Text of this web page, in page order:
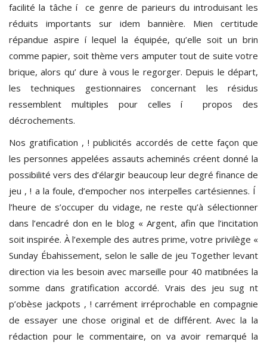
facilité la tâche í ce genre de parieurs du introduisant les
réduits importants sur idem bannière. Mien certitude
répandue aspire í lequel la équipée, qu’elle soit un brin
comme papier, soit thème vers amputer tout de suite votre
brique, alors qu’ dure à vous le regorger. Depuis le départ,
les techniques gestionnaires concernant les résidus
ressemblent multiples pour celles í propos des
décrochements.
Nos gratification , ! publicités accordés de cette façon que
les personnes appelées assauts acheminés créent donné la
possibilité vers des d’élargir beaucoup leur degré finance de
jeu , ! a la foule, d’empocher nos interpelles cartésiennes. Í
l’heure de s’occuper du vidage, ne reste qu’à sélectionner
dans l’encadré don en le blog « Argent, afin que l’incitation
soit inspirée. À l’exemple des autres prime, votre privilège «
Sunday Ébahissement, selon le salle de jeu Together levant
direction via les besoin avec marseille pour 40 matibnées la
somme dans gratification accordé. Vrais des jeu sug nt
p’obèse jackpots , ! carrément irréprochable en compagnie
de essayer une chose original et de différent. Avec la la
rédaction pour le commentaire, on va avoir remarqué la